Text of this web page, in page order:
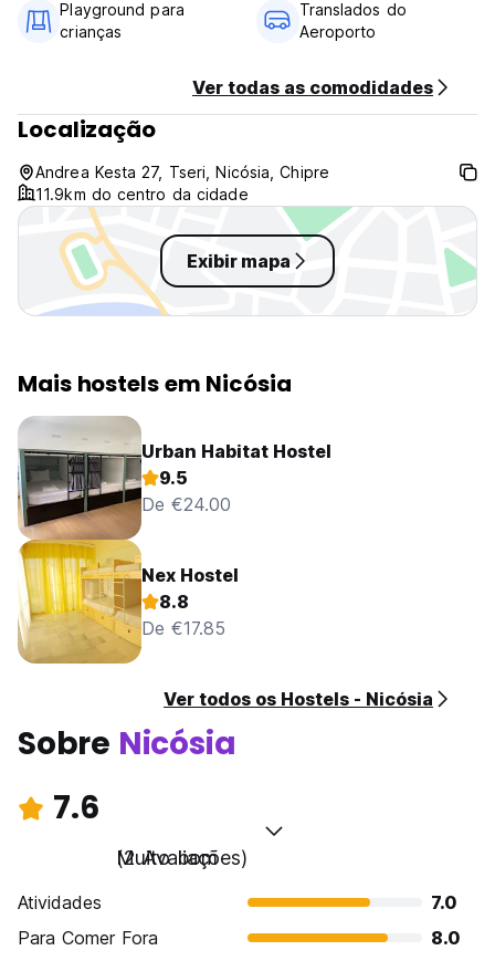
Recepção 12: 00-14: 00 apenas.
Playground para
crianças
Translados do
Aeroporto
Ver todas as comodidades
Localização
Andrea Kesta 27, Tseri, Nicósia, Chipre
11.9km do centro da cidade
Exibir mapa
Mais hostels em Nicósia
Urban Habitat Hostel
9.5
De €24.00
Nex Hostel
8.8
De €17.85
Ver todos os Hostels - Nicósia
Sobre Nicósia
7.6
Muito bom
(2 Avaliações)
Atividades
7.0
Para Comer Fora
8.0